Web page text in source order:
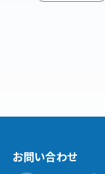
お問い合わせ